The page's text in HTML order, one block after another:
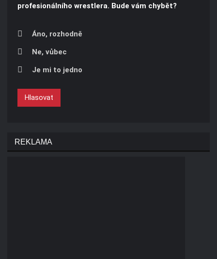
profesionálního wrestlera. Bude vám chybět?
Áno, rozhodně
Ne, vůbec
Je mi to jedno
Hlasovat
REKLAMA